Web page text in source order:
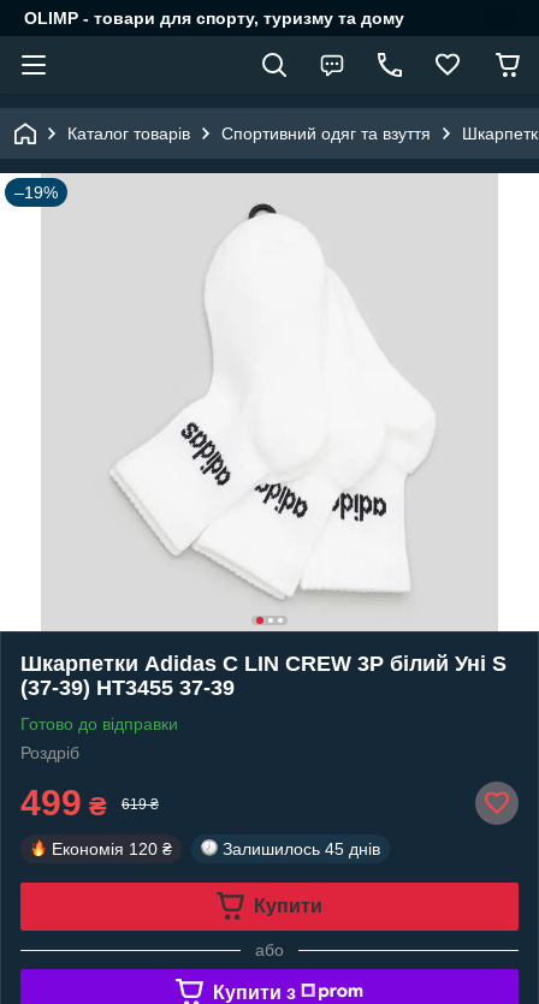
OLIMP - товари для спорту, туризму та дому
Каталог товарів Спортивний одяг та взуття
–19%
Шкарпетки Adidas C LIN CREW 3P білий Уні S
(37-39) HT3455 37-39
Готово до відправки
Роздріб
499 ₴ 619 ₴
Економія 120 ₴ Залишилось 45 днів
Купити
або
Купити з